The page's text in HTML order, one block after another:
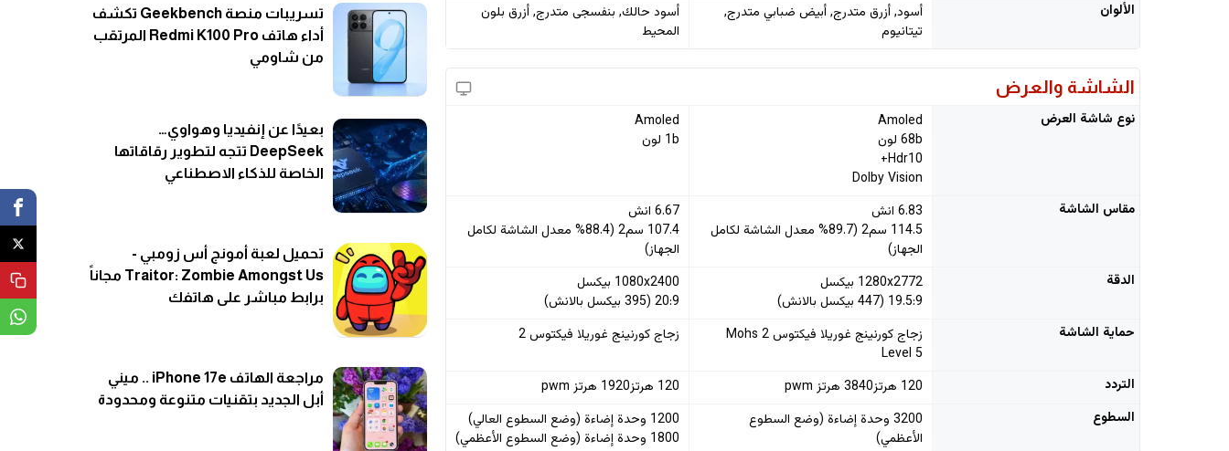
الألوان
أسود, أزرق متدرج, أبيض ضبابي متدرج,
تيتانيوم
أسود حالك, بنفسجى متدرج, أزرق بلون
المحيط
الشاشة والعرض
نوع شاشة العرض
Amoled
68b لون
Hdr10+
Dolby Vision
Amoled
1b لون
مقاس الشاشة
6.83 انش
114.5 سم2 (89.7% معدل الشاشة لكامل
الجهاز)
6.67 انش
107.4 سم2 (88.4% معدل الشاشة لكامل
الجهاز)
الدقة
1280x2772 بيكسل
19.5:9 (447 بيكسل بالانش)
1080x2400 بيكسل
20:9 (395 بيكسل بالانش)
حماية الشاشة
زجاج كورنينج غوريلا فيكتوس 2 Mohs
Level 5
زجاج كورنينج غوريلا فيكتوس 2
التردد 120 هرتز3840 هرتز pwm
120 هرتز1920 هرتز pwm
السطوع
3200 وحدة إضاءة (وضع السطوع
الأعظمي)
1200 وحدة إضاءة (وضع السطوع العالي)
1800 وحدة إضاءة (وضع السطوع الأعظمي)
تسريبات منصة Geekbench تكشف
أداء هاتف Redmi K100 Pro المرتقب
من شاومي
بعيدًا عن إنفيديا وهواوي…
DeepSeek تتجه لتطوير رقاقاتها
الخاصة للذكاء الاصطناعي
تحميل لعبة أمونج أس زومبي -
Traitor: Zombie Amongst Us مجاناً
برابط مباشر على هاتفك
مراجعة الهاتف iPhone 17e .. ميني
أبل الجديد بتقنيات متنوعة ومحدودة